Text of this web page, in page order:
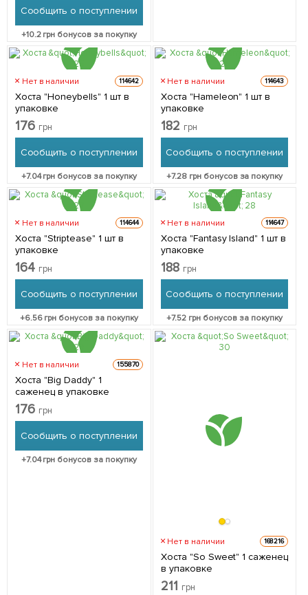
Сообщить о поступлении
+10.2грн бонусов за покупку
Нет в наличии 114642
Хоста "Honeybells" 1 шт в
упаковке
176 грн
Сообщить о поступлении
+7.04грн бонусов за покупку
Нет в наличии 114643
Хоста "Hameleon" 1 шт в
упаковке
182 грн
Сообщить о поступлении
+7.28грн бонусов за покупку
Нет в наличии 114644
Хоста "Striptease" 1 шт в
упаковке
164 грн
Сообщить о поступлении
+6.56грн бонусов за покупку
Нет в наличии 114647
Хоста "Fantasy Island" 1 шт в
упаковке
188 грн
Сообщить о поступлении
+7.52 грн бонусов за покупку
Нет в наличии 155870
Хоста "Big Daddy" 1
саженец в упаковке
176 грн
Сообщить о поступлении
+7.04грн бонусов за покупку
Нет в наличии 168216
Хоста "So Sweet" 1 саженец
в упаковке
211 грн